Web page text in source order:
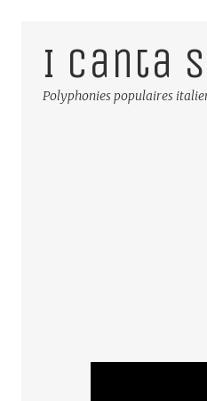
I Canta
Polyphonies populaires